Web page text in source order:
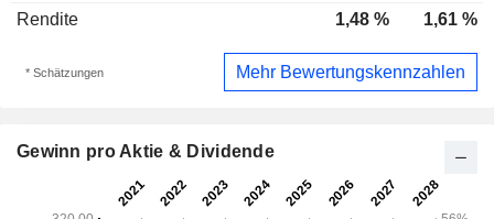
Rendite
1,48 % 1,61 %
* Schätzungen Mehr Bewertungskennzahlen
Gewinn pro Aktie & Dividende